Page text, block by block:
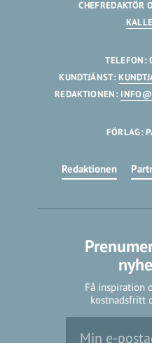
CHEFREDAKTÖR
TELEFON:
KUNDTJÄNST:
REDAKTIONEN:
FÖRLAG:
Redaktionen
Få inspiration
kostnadsfritt